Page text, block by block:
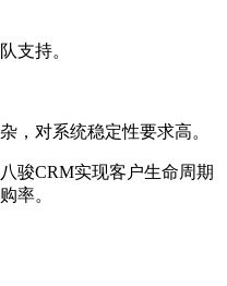
支持。
，对系统稳定性要求高。
骏CRM实现客户生命周期
率。